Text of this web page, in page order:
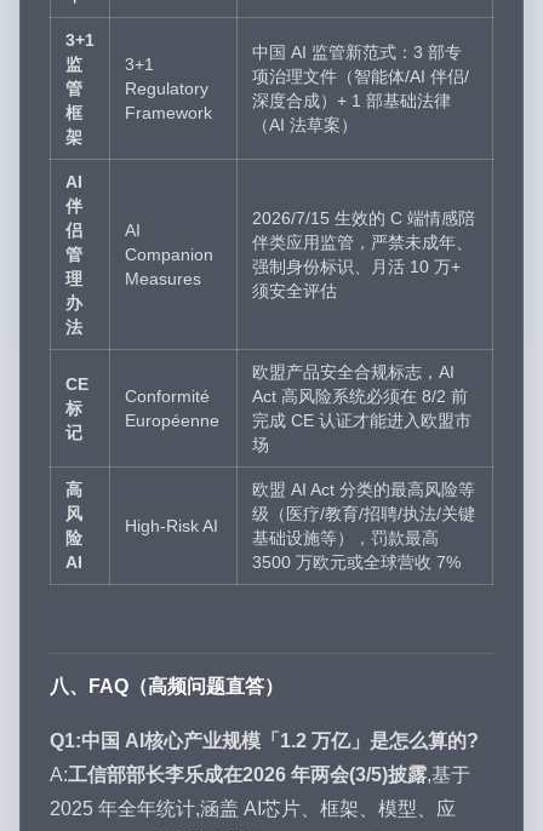
3+1
监
管
框
架
3+1
Regulatory
Framework
中国 AI 监管新范式：3 部专
项治理文件（智能体/AI 伴侣/
深度合成）+ 1 部基础法律
（AI 法草案）
AI
伴
侣
管
理
办
法
AI
Companion
Measures
2026/7/15 生效的 C 端情感陪
伴类应用监管，严禁未成年、
强制身份标识、月活 10 万+
须安全评估
CE
标
记
Conformité
Européenne
欧盟产品安全合规标志，AI
Act 高风险系统必须在 8/2 前
完成 CE 认证才能进入欧盟市
场
高
风
险
AI
High-Risk AI
欧盟 AI Act 分类的最高风险等
级（医疗/教育/招聘/执法/关键
基础设施等），罚款最高
3500 万欧元或全球营收 7%
八、FAQ（高频问题直答）
Q1:中国 AI核心产业规模「1.2 万亿」是怎么算的?
A:工信部部长李乐成在2026 年两会(3/5)披露,基于
2025 年全年统计,涵盖 AI芯片、框架、模型、应